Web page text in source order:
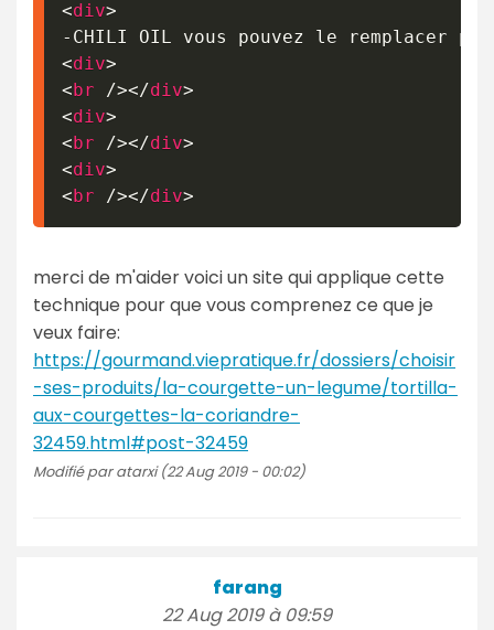
<div>
-CHILI OIL vous pouvez le remplacer
<div>
<br /></div>
<div>
<br /></div>
<div>
<br /></div>
merci de m'aider voici un site qui applique cette
technique pour que vous comprenez ce que je
veux faire:
https://gourmand.viepratique.fr/dossiers/choisir
-ses-produits/la-courgette-un-legume/tortilla-
aux-courgettes-la-coriandre-
32459.html#post-32459
Modifié par atarxi (22 Aug 2019 - 00:02)
farang
22 Aug 2019 à 09:59